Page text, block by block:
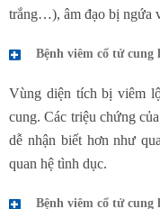
trắng…), âm đạo bị ngứa
Bệnh viêm cổ tử cung
Vùng diện tích bị viêm
cung. Các triệu chứng
dễ nhận biết hơn như
quan hệ tình dục.
Bệnh viêm cổ tử